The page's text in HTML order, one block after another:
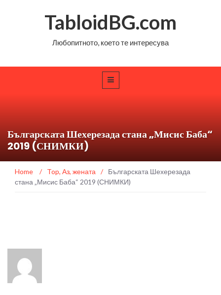
TabloidBG.com
Любопитното, което те интересува
Българската Шехерезада стана „Мисис Баба“
2019 (СНИМКИ)
Home / Top, Аз, жената /
Българската Шехерезада
стана „Мисис Баба“ 2019 (СНИМКИ)